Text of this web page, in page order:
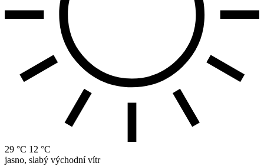
29 °C 12 °C
jasno, slabý východní vítr